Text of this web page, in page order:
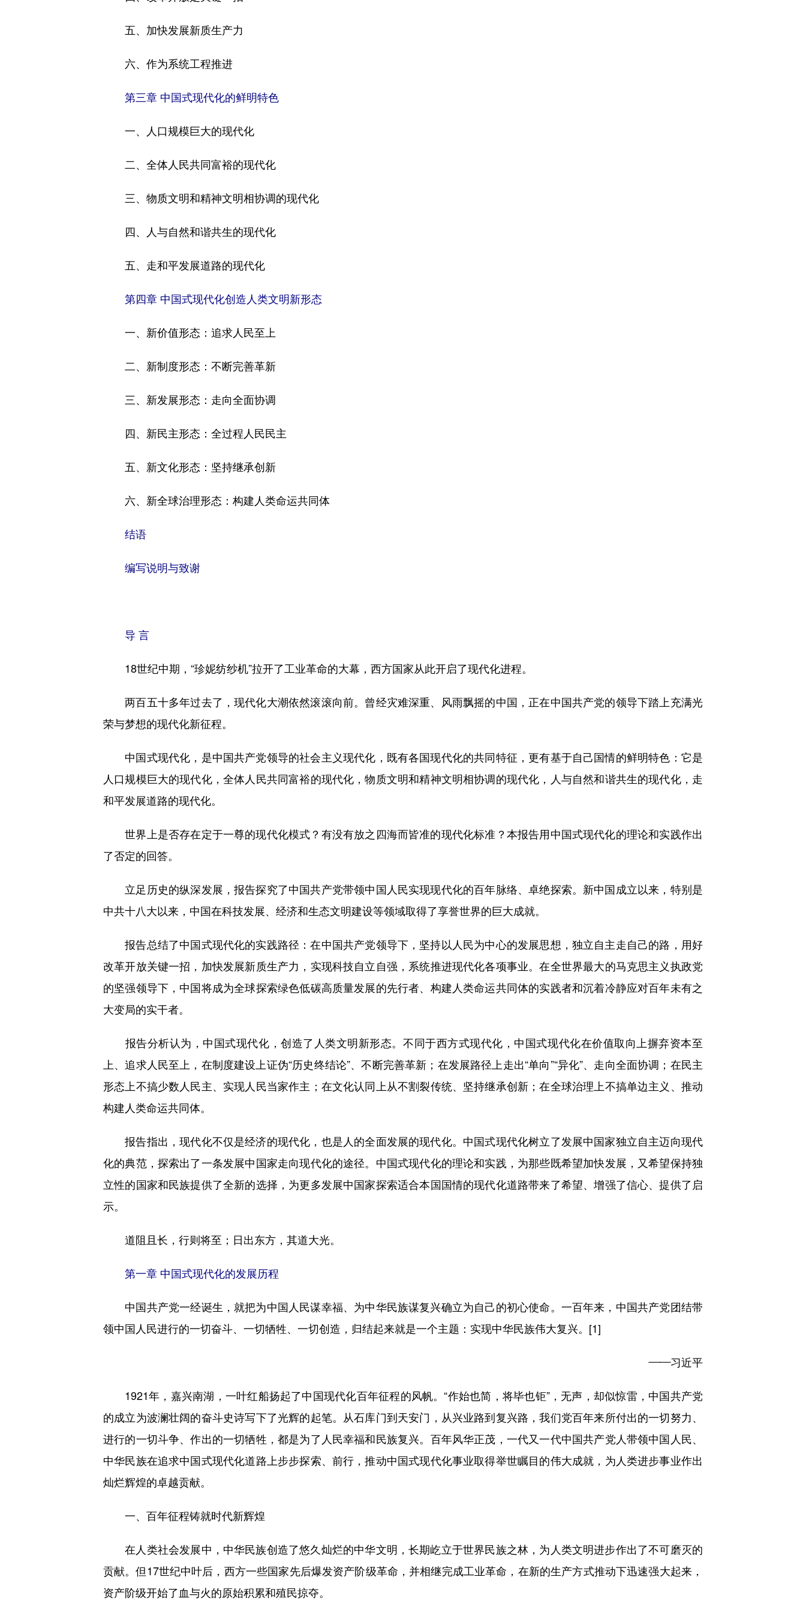
五、加快发展新质生产力
六、作为系统工程推进
第三章 中国式现代化的鲜明特色
一、人口规模巨大的现代化
二、全体人民共同富裕的现代化
三、物质文明和精神文明相协调的现代化
四、人与自然和谐共生的现代化
五、走和平发展道路的现代化
第四章 中国式现代化创造人类文明新形态
一、新价值形态：追求人民至上
二、新制度形态：不断完善革新
三、新发展形态：走向全面协调
四、新民主形态：全过程人民民主
五、新文化形态：坚持继承创新
六、新全球治理形态：构建人类命运共同体
结语
编写说明与致谢
导 言
18世纪中期，“珍妮纺纱机”拉开了工业革命的大幕，西方国家从此开启了现代化进程。
两百五十多年过去了，现代化大潮依然滚滚向前。曾经灾难深重、风雨飘摇的中国，正在中国共产党的领导下踏上充满光
荣与梦想的现代化新征程。
中国式现代化，是中国共产党领导的社会主义现代化，既有各国现代化的共同特征，更有基于自己国情的鲜明特色：它是
人口规模巨大的现代化，全体人民共同富裕的现代化，物质文明和精神文明相协调的现代化，人与自然和谐共生的现代化，走
和平发展道路的现代化。
世界上是否存在定于一尊的现代化模式？有没有放之四海而皆准的现代化标准？本报告用中国式现代化的理论和实践作出
了否定的回答。
立足历史的纵深发展，报告探究了中国共产党带领中国人民实现现代化的百年脉络、卓绝探索。新中国成立以来，特别是
中共十八大以来，中国在科技发展、经济和生态文明建设等领域取得了享誉世界的巨大成就。
报告总结了中国式现代化的实践路径：在中国共产党领导下，坚持以人民为中心的发展思想，独立自主走自己的路，用好
改革开放关键一招，加快发展新质生产力，实现科技自立自强，系统推进现代化各项事业。在全世界最大的马克思主义执政党
的坚强领导下，中国将成为全球探索绿色低碳高质量发展的先行者、构建人类命运共同体的实践者和沉着冷静应对百年未有之
大变局的实干者。
报告分析认为，中国式现代化，创造了人类文明新形态。不同于西方式现代化，中国式现代化在价值取向上摒弃资本至
上、追求人民至上，在制度建设上证伪“历史终结论”、不断完善革新；在发展路径上走出“单向”“异化”、走向全面协调；在民主
形态上不搞少数人民主、实现人民当家作主；在文化认同上从不割裂传统、坚持继承创新；在全球治理上不搞单边主义、推动
构建人类命运共同体。
报告指出，现代化不仅是经济的现代化，也是人的全面发展的现代化。中国式现代化树立了发展中国家独立自主迈向现代
化的典范，探索出了一条发展中国家走向现代化的途径。中国式现代化的理论和实践，为那些既希望加快发展，又希望保持独
立性的国家和民族提供了全新的选择，为更多发展中国家探索适合本国国情的现代化道路带来了希望、增强了信心、提供了启
示。
道阻且长，行则将至；日出东方，其道大光。
第一章 中国式现代化的发展历程
中国共产党一经诞生，就把为中国人民谋幸福、为中华民族谋复兴确立为自己的初心使命。一百年来，中国共产党团结带
领中国人民进行的一切奋斗、一切牺牲、一切创造，归结起来就是一个主题：实现中华民族伟大复兴。[1]
——习近平
1921年，嘉兴南湖，一叶红船扬起了中国现代化百年征程的风帆。“作始也简，将毕也钜”，无声，却似惊雷，中国共产党
的成立为波澜壮阔的奋斗史诗写下了光辉的起笔。从石库门到天安门，从兴业路到复兴路，我们党百年来所付出的一切努力、
进行的一切斗争、作出的一切牺牲，都是为了人民幸福和民族复兴。百年风华正茂，一代又一代中国共产党人带领中国人民、
中华民族在追求中国式现代化道路上步步探索、前行，推动中国式现代化事业取得举世瞩目的伟大成就，为人类进步事业作出
灿烂辉煌的卓越贡献。
一、百年征程铸就时代新辉煌
在人类社会发展中，中华民族创造了悠久灿烂的中华文明，长期屹立于世界民族之林，为人类文明进步作出了不可磨灭的
贡献。但17世纪中叶后，西方一些国家先后爆发资产阶级革命，并相继完成工业革命，在新的生产方式推动下迅速强大起来，
资产阶级开始了血与火的原始积累和殖民掠夺。